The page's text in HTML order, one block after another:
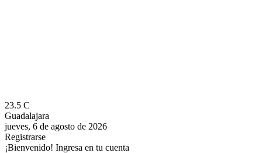
23.5 C
Guadalajara
jueves, 6 de agosto de 2026
Registrarse
¡Bienvenido! Ingresa en tu cuenta